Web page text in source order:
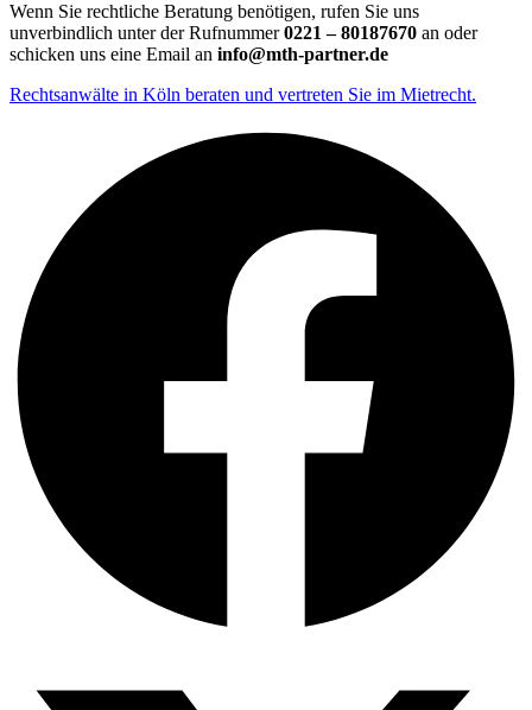
Wenn Sie rechtliche Beratung benötigen, rufen Sie uns
unverbindlich unter der Rufnummer0221 – 80187670 an oder
schicken uns eine Email an info@mth-partner.de
Rechtsanwälte in Köln beraten und vertreten Sie im Mietrecht.